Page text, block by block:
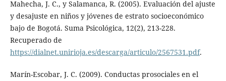
Mahecha, J. C., y Salamanca, R. (2005). Evaluación del ajuste
y desajuste en niños y jóvenes de estrato socioeconómico
bajo de Bogotá. Suma Psicológica, 12(2), 213-228.
Recuperado de
https://dialnet.unirioja.es/descarga/articulo/2567531.pdf.
Marín-Escobar, J. C. (2009). Conductas prosociales en el